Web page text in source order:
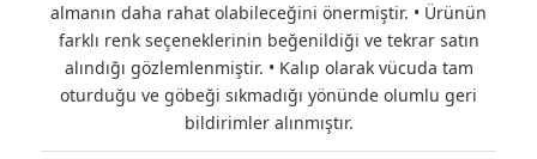
almanın daha rahat olabileceğini önermiştir. • Ürünün
farklı renk seçeneklerinin beğenildiği ve tekrar satın
alındığı gözlemlenmiştir. • Kalıp olarak vücuda tam
oturduğu ve göbeği sıkmadığı yönünde olumlu geri
bildirimler alınmıştır.